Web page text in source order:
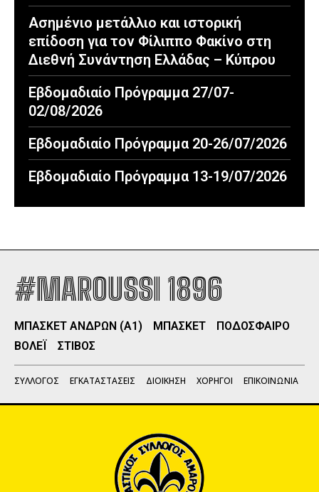
Ασημένιο μετάλλιο και ιστορική
επίδοση για τον Φίλιππο Φακίνο στη
Διεθνή Συνάντηση Ελλάδας – Κύπρου
Εβδομαδιαίο Πρόγραμμα 27/07-
02/08/2026
Εβδομαδιαίο Πρόγραμμα 20-26/07/2026
Εβδομαδιαίο Πρόγραμμα 13-19/07/2026
#MAROUSSI 1896
ΜΠΑΣΚΕΤ ΑΝΔΡΩΝ (Α1) ΜΠΑΣΚΕΤ
ΠΟΔΟΣΦΑΙΡΟ
ΒΟΛΕΪ
ΣΤΙΒΟΣ
ΣΥΛΛΟΓΟΣ ΕΓΚΑΤΑΣΤΑΣΕΙΣ ΔΙΟΙΚΗΣΗ ΧΟΡΗΓΟΙ ΕΠΙΚΟΙΝΩΝΙΑ